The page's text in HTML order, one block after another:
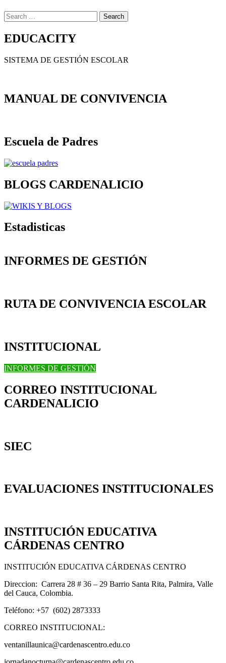
Search
for:
EDUCACITY
SISTEMA DE GESTIÓN ESCOLAR
MANUAL DE CONVIVENCIA
Escuela de Padres
BLOGS CARDENALICIO
Estadisticas
INFORMES DE GESTIÓN
RUTA DE CONVIVENCIA ESCOLAR
INSTITUCIONAL
INFORMES DE GESTIÓN
CORREO INSTITUCIONAL
CARDENALICIO
SIEC
EVALUACIONES INSTITUCIONALES
INSTITUCIÓN EDUCATIVA
CÁRDENAS CENTRO
INSTITUCIÓN EDUCATIVA CÁRDENAS CENTRO
Direccion: Carrera 28 # 36 – 29 Barrio Santa Rita, Palmira, Valle
del Cauca, Colombia.
Teléfono: +57 (602) 2873333
CORREO INSTITUCIONAL:
ventanillaunica@cardenascentro.edu.co